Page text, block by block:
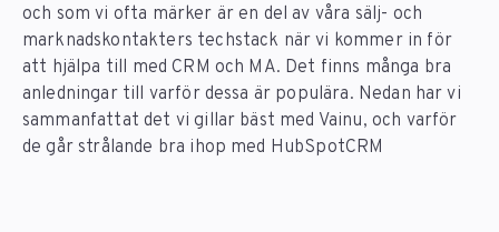
och som vi ofta märker är en del av våra sälj- och
marknadskontakters techstack när vi kommer in för
att hjälpa till med CRM och MA. Det finns många bra
anledningar till varför dessa är populära. Nedan har vi
sammanfattat det vi gillar bäst med Vainu, och varför
de går strålande bra ihop med HubSpotCRM